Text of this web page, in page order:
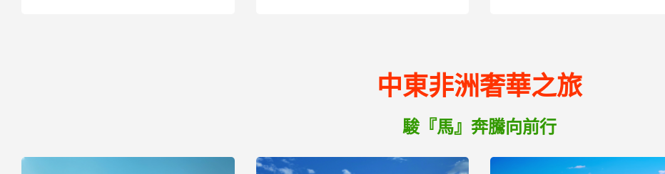
中東非洲奢華之旅
駿『馬』奔騰向前行